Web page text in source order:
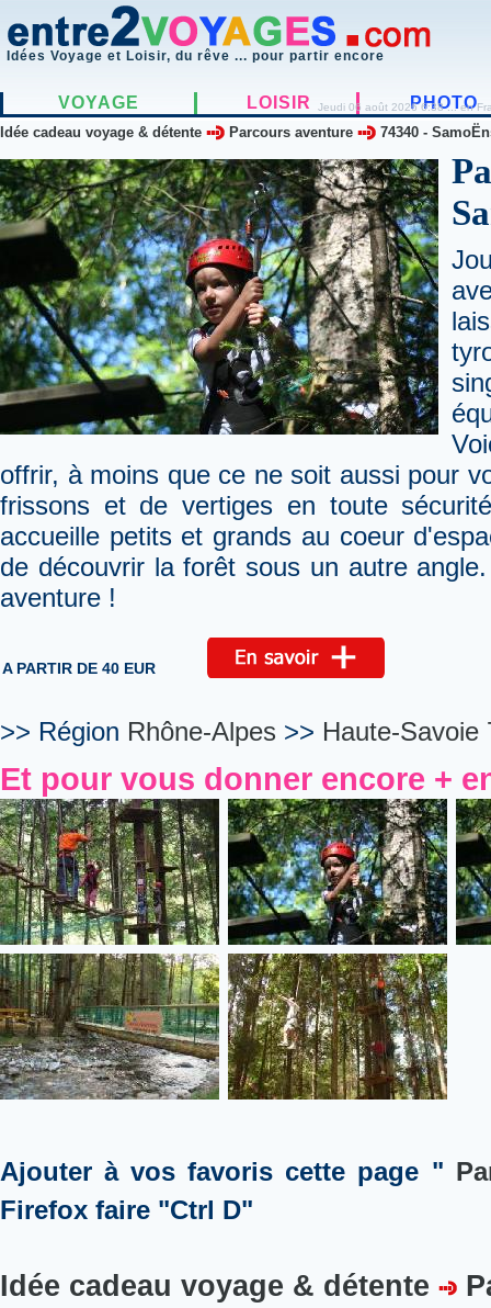
Idées Voyage et Loisir, du rêve ... pour partir encore
VOYAGE LOISIR PHOTO
Jeudi 06 août 2026 6:38 ... en
Idée cadeau voyage & détente Parcours aventure 74340 -
offrir, à moins que ce ne soit aussi pour
frissons et de vertiges en toute
accueille petits et grands au coeur
de découvrir la forêt sous un autre
aventure !
A PARTIR DE 40 EUR
>> Région Rhône-Alpes >> Haute-Savoie
Et pour vous donner encore +
Ajouter à vos favoris cette page "
Firefox faire "Ctrl D"
Idée cadeau voyage & détente